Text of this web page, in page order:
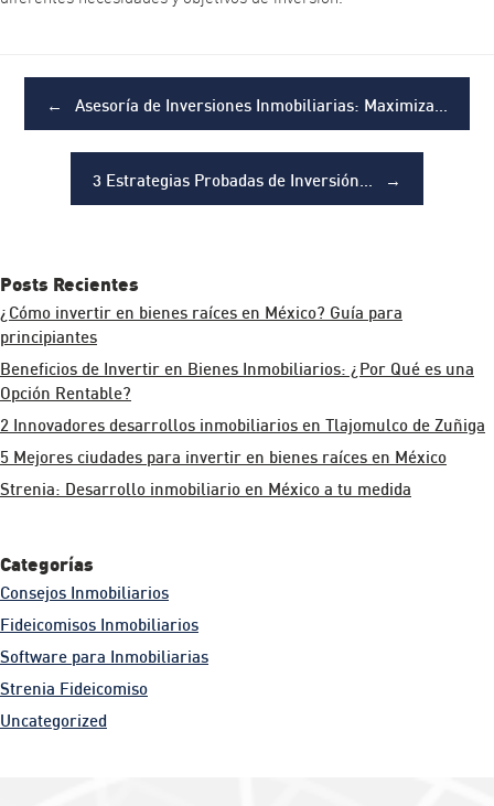
← Asesoría de Inversiones Inmobiliarias: Maximiza…
3 Estrategias Probadas de Inversión… →
Posts Recientes
¿Cómo invertir en bienes raíces en México? Guía para
principiantes
Beneficios de Invertir en Bienes Inmobiliarios: ¿Por Qué es una
Opción Rentable?
2 Innovadores desarrollos inmobiliarios en Tlajomulco de Zuñiga
5 Mejores ciudades para invertir en bienes raíces en México
Strenia: Desarrollo inmobiliario en México a tu medida
Categorías
Consejos Inmobiliarios
Fideicomisos Inmobiliarios
Software para Inmobiliarias
Strenia Fideicomiso
Uncategorized